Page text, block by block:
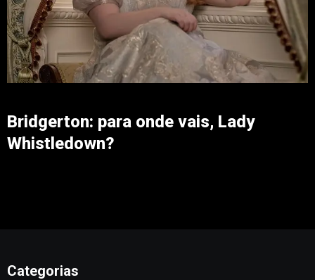
Bridgerton: para onde vais, Lady
Whistledown?
Categorias